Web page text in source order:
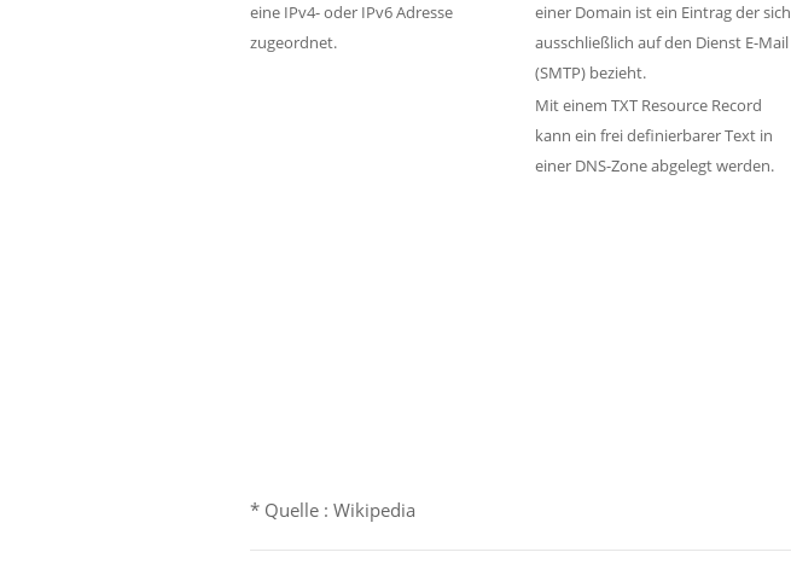
eine IPv4- oder IPv6 Adresse
zugeordnet.
einer Domain ist ein Eintrag der sich
ausschließlich auf den Dienst E-Mail
(SMTP) bezieht.
Mit einem TXT Resource Record
kann ein frei definierbarer Text in
einer DNS-Zone abgelegt werden.
* Quelle : Wikipedia